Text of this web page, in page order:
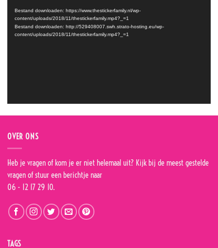
Bestand downloaden: https://www.thestickerfamily.nl/wp-
content/uploads/2018/11/thestickerfamily.mp4?_=1
Bestand downloaden: http://529408007.swh.strato-hosting.eu/wp-
content/uploads/2018/11/thestickerfamily.mp4?_=1
OVER ONS
Heb je vragen of kom je er niet helemaal uit? Kijk bij de meest gestelde
vragen of stuur een berichtje naar
06 - 12 17 29 10.
TAGS